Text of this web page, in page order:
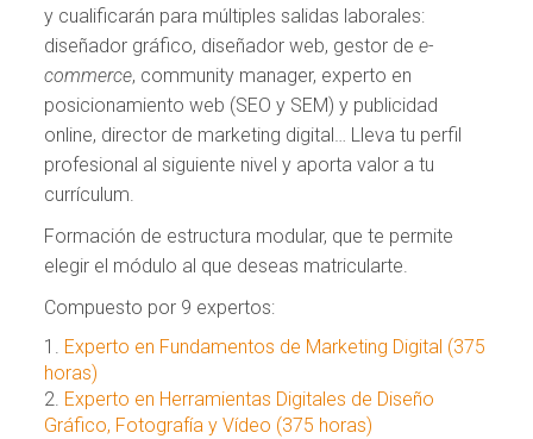
y cualificarán para múltiples salidas laborales:
diseñador gráfico, diseñador web, gestor de e-
commerce, community manager, experto en
posicionamiento web (SEO y SEM) y publicidad
online, director de marketing digital… Lleva tu perfil
profesional al siguiente nivel y aporta valor a tu
currículum.
Formación de estructura modular, que te permite
elegir el módulo al que deseas matricularte.
Compuesto por 9 expertos:
Experto en Fundamentos de Marketing Digital (375
horas)
Experto en Herramientas Digitales de Diseño
Gráfico, Fotografía y Vídeo (375 horas)